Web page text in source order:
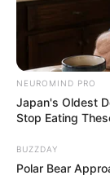
10 Desain
Tidur,
Kamar Raja
NEUROMIND PRO
Japan's Oldest
Stop Eating
BUZZDAY
Polar Bear